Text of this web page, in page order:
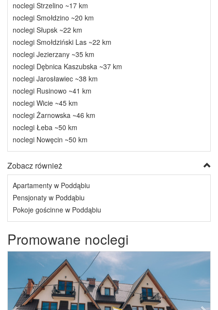
noclegi Strzelino ~17 km
noclegi Smołdzino ~20 km
noclegi Słupsk ~22 km
noclegi Smołdziński Las ~22 km
noclegi Jezierzany ~35 km
noclegi Dębnica Kaszubska ~37 km
noclegi Jarosławiec ~38 km
noclegi Rusinowo ~41 km
noclegi Wicie ~45 km
noclegi Żarnowska ~46 km
noclegi Łeba ~50 km
noclegi Nowęcin ~50 km
Zobacz również
Apartamenty w Poddąbiu
Pensjonaty w Poddąbiu
Pokoje gościnne w Poddąbiu
Promowane noclegi
Previous Next